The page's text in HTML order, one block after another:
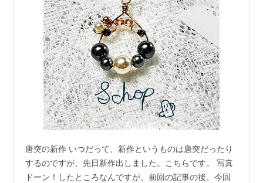
唐突の新作 いつだって、新作というものは唐突だったり
するのですが、先日新作出しました。こちらです。 写真
ドーン！したところなんですが、前回の記事の後、今回